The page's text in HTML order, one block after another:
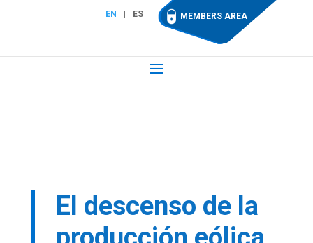
EN ES MEMBERS AREA
El descenso de la